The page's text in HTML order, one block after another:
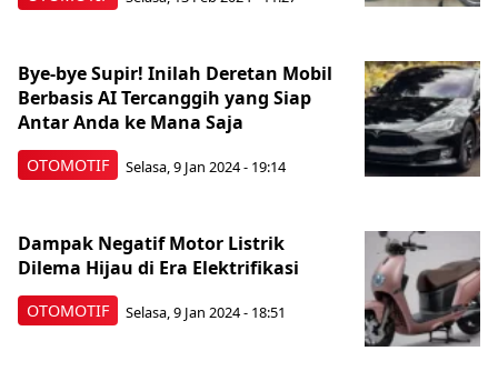
OTOMOTIF
Bye-bye Supir! Inilah Deretan Mobil
Berbasis AI Tercanggih yang Siap
Antar Anda ke Mana Saja
Selasa, 9 Jan 2024 - 19:14
OTOMOTIF
Dampak Negatif Motor Listrik
Dilema Hijau di Era Elektrifikasi
Selasa, 9 Jan 2024 - 18:51